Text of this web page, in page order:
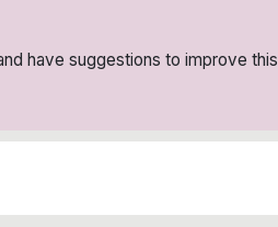
have suggestions to improve this